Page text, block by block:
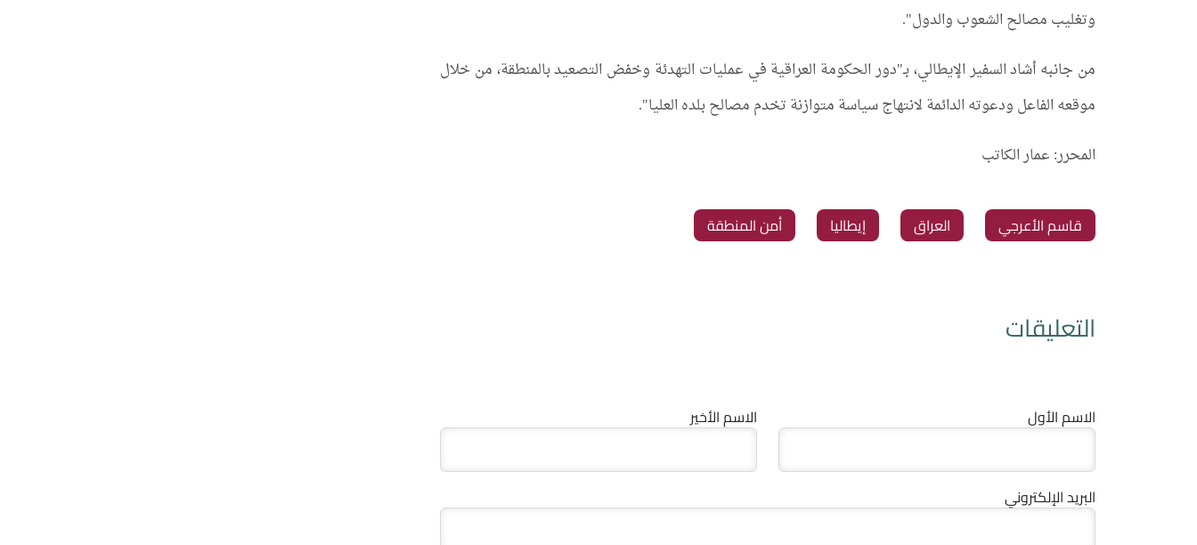
وتغليب مصالح الشعوب والدول".
من جانبه أشاد السفير الإيطالي، بـ"دور الحكومة العراقية في عمليات التهدئة وخفض التصعيد بالمنطقة، من خلال
موقعه الفاعل ودعوته الدائمة لانتهاج سياسة متوازنة تخدم مصالح بلده العليا".
المحرر: عمار الكاتب
‏قاسم الأعرجي ‏العراق ‏إيطاليا ‏أمن المنطقة
التعليقات
الاسم الأول الاسم الأخير
البريد الإلكتروني